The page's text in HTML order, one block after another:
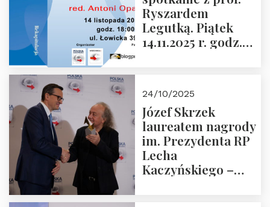
Ryszardem
Legutką. Piątek
14.11.2025 r. godz.
24/10/2025
Józef Skrzek
laureatem nagrody
im. Prezydenta RP
Lecha
Kaczyńskiego –